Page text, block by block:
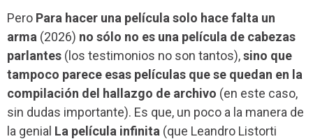
Pero Para hacer una película solo hace falta un
arma (2026) no sólo no es una película de cabezas
parlantes (los testimonios no son tantos),sino que
tampoco parece esas películas que se quedan en la
compilación del hallazgo de archivo (en este caso,
sin dudas importante). Es que, un poco a la manera de
la genial La película infinita (que Leandro Listorti